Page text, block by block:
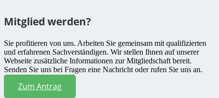
Mitglied werden?
Sie profitieren von uns. Arbeiten Sie gemeinsam mit qualifizierten
und erfahrenen Sachverständigen. Wir stellen Ihnen auf unserer
Webseite zusätzliche Informationen zur Mitgliedschaft bereit.
Senden Sie uns bei Fragen eine Nachricht oder rufen Sie uns an.
Zum Antrag